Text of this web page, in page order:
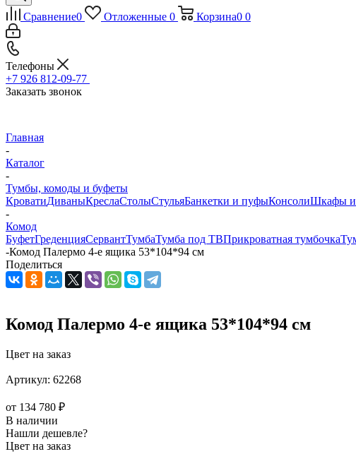
Сравнение0 Отложенные 0 Корзина0 0
Телефоны
+7 926 812-09-77
Заказать звонок
Главная
-
Каталог
-
Тумбы, комоды и буфеты
КроватиДиваныКреслаСтолыСтульяБанкетки и пуфыКонсолиШкафы и
-
Комод
БуфетГреденцияСервантТумбаТумба под ТВПрикроватная тумбочка
-Комод Палермо 4-е ящика 53*104*94 см
Поделиться
Комод Палермо 4-е ящика 53*104*94 см
Цвет на заказ
Артикул: 62268
от 134 780 ₽
В наличии
Нашли дешевле?
Цвет на заказ